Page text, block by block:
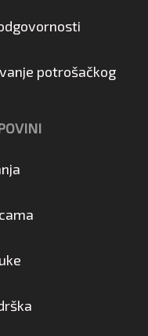
potrošačkog